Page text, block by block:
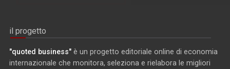
il progetto
"quoted business" è un progetto editoriale online di economia
internazionale che monitora, seleziona e rielabora le migliori